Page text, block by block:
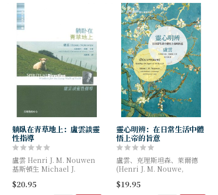
躺臥在青草地上：盧雲談靈
性指導
盧雲 Henri J. M. Nouwen
基斯頓生 Michael J.
莉雅 Rebeca 著
$20.95
靈心明辨：在日常生活中體
悟上帝的旨意
盧雲、克理斯坦森、萊爾德
(Henri J. M. Nouwe,
Rebecca) 著
$19.95